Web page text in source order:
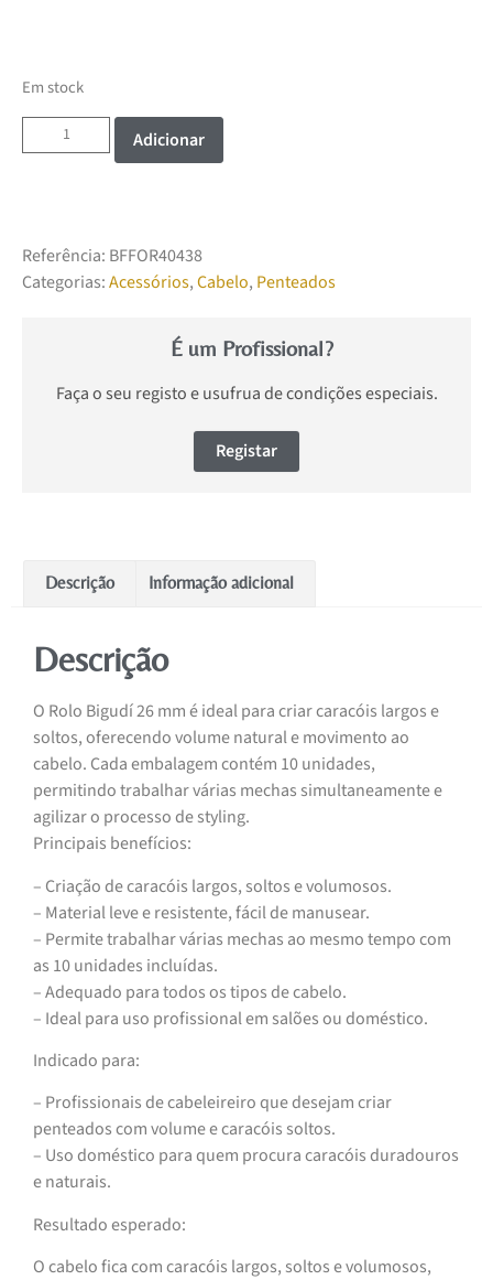
Em stock
Adicionar
Referência: BFFOR40438
Categorias:Acessórios,Cabelo, Penteados
É um Profissional?
Faça o seu registo e usufrua de condições especiais.
Registar
Descrição Informação adicional
Descrição
O Rolo Bigudí 26 mm é ideal para criar caracóis largos e
soltos, oferecendo volume natural e movimento ao
cabelo. Cada embalagem contém 10 unidades,
permitindo trabalhar várias mechas simultaneamente e
agilizar o processo de styling.
Principais benefícios:
– Criação de caracóis largos, soltos e volumosos.
– Material leve e resistente, fácil de manusear.
– Permite trabalhar várias mechas ao mesmo tempo com
as 10 unidades incluídas.
– Adequado para todos os tipos de cabelo.
– Ideal para uso profissional em salões ou doméstico.
Indicado para:
– Profissionais de cabeleireiro que desejam criar
penteados com volume e caracóis soltos.
– Uso doméstico para quem procura caracóis duradouros
e naturais.
Resultado esperado:
O cabelo fica com caracóis largos, soltos e volumosos,